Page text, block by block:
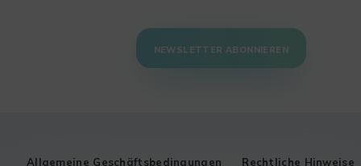
NEWSLETTER ABONNIEREN
Allgemeine Geschäftsbedingungen Rechtliche Hinweise